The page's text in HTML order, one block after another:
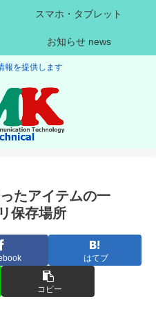
報を提供します
スマホ・タブレット
お知らせ news
たアイテムの一
保存場所
はてブ
コピー